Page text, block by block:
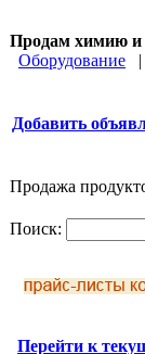
Продам химию и
Оборудование |
Добавить
Продажа
Поиск:
Перейти к